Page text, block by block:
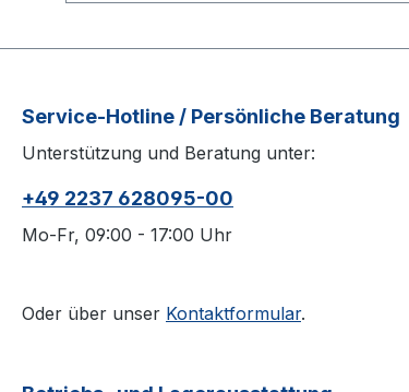
Service-Hotline / Persönliche Beratung
Unterstützung und Beratung unter:
+49 2237 628095-00
Mo-Fr, 09:00 - 17:00 Uhr
Oder über unser Kontaktformular.